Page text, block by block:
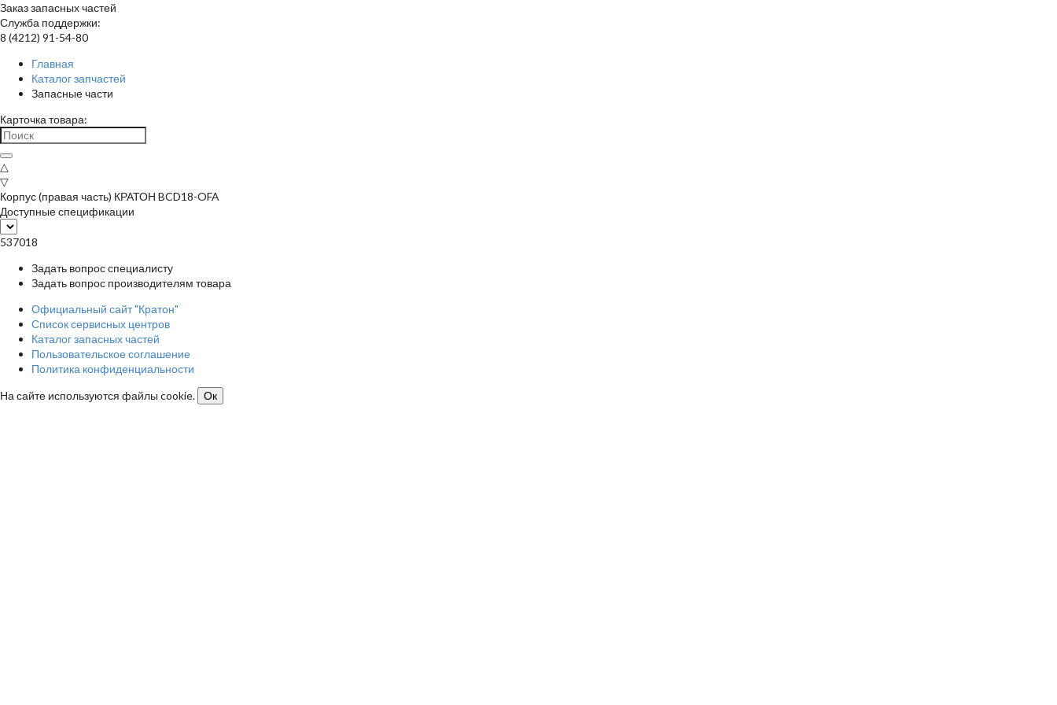
Заказ запасных частей
Служба поддержки:
8 (4212) 91-54-80
Главная
Каталог запчастей
Запасные части
Карточка товара:
△
▽
Корпус (правая часть) КРАТОН BCD18-OFA
Доступные спецификации
537018
Задать вопрос специалисту
Задать вопрос производителям товара
Официальный сайт "Кратон"
Список сервисных центров
Каталог запасных частей
Пользовательское соглашение
Политика конфиденциальности
На сайте используются файлы cookie.
Ок